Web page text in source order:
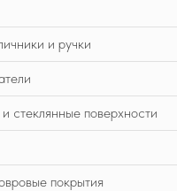
и ручки
стеклянные поверхности
покрытия